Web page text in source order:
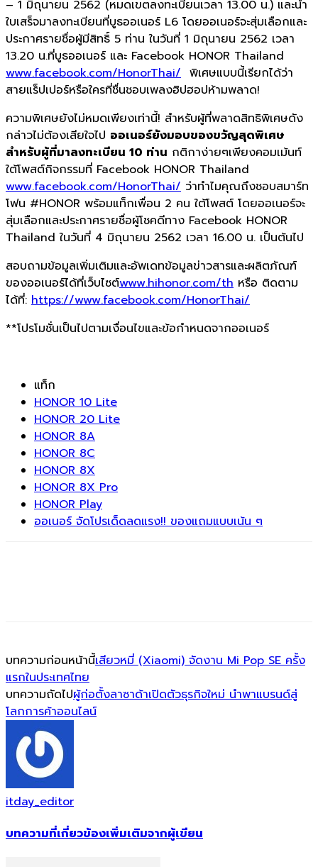
– 1 มิถุนายน 2562 (หมดเขตลงทะเบียนเวลา 13.00 น.) และนำ
ใบเสร็จมาลงทะเบียนที่บูธออเนอร์ L6 โดยออเนอร์จะสุ่มเลือกและ
ประกาศรายชื่อผู้มีสิทธิ์ 5 ท่าน ในวันที่ 1 มิถุนายน 2562 เวลา
13.20 น.ที่บูธออเนอร์ และ Facebook HONOR Thailand
www.facebook.com/HonorThai/ พิเศษแบบนี้เรียกได้ว่า
สายแร็ปเปอร์หรือใครที่ชื่นชอบเพลงฮิปฮอปห้ามพลาด!
ความพิเศษยังไม่หมดเพียงเท่านี้! สำหรับผู้ที่พลาดสิทธิพิเศษดัง
กล่าวไม่ต้องเสียใจไป ออเนอร์ยังมอบของขวัญสุดพิเศษ
สำหรับผู้ที่มาลงทะเบียน 10 ท่าน กติกาง่ายๆเพียงคอมเม้นท์
ใต้โพสต์กิจกรรมที่ Facebook HONOR Thailand
www.facebook.com/HonorThai/ ว่าทำไมคุณถึงชอบสมาร์ท
โฟน #HONOR พร้อมแท็กเพื่อน 2 คน ใต้โพสต์ โดยออเนอร์จะ
สุ่มเลือกและประกาศรายชื่อผู้โชคดีทาง Facebook HONOR
Thailand ในวันที่ 4 มิถุนายน 2562 เวลา 16.00 น. เป็นต้นไป
สอบถามข้อมูลเพิ่มเติมและอัพเดทข้อมูลข่าวสารและผลิตภัณฑ์
ของออเนอร์ได้ที่เว็บไซต์www.hihonor.com/th หรือ ติดตาม
ได้ที่: https://www.facebook.com/HonorThai/
**โปรโมชั่นเป็นไปตามเงื่อนไขและข้อกำหนดจากออเนอร์
แท็ก
HONOR 10 Lite
HONOR 20 Lite
HONOR 8A
HONOR 8C
HONOR 8X
HONOR 8X Pro
HONOR Play
ออเนอร์ จัดโปรเด็ดลดแรง!! ของแถมแบบเน้น ๆ
บทความก่อนหน้านี้เสียวหมี่ (Xiaomi) จัดงาน Mi Pop SE ครั้ง
แรกในประเทศไทย
บทความถัดไปผู้ก่อตั้งลาซาด้าเปิดตัวธุรกิจใหม่ นำพาแบรนด์สู่
โลกการค้าออนไลน์
itday_editor
บทความที่เกี่ยวข้องเพิ่มเติมจากผู้เขียน